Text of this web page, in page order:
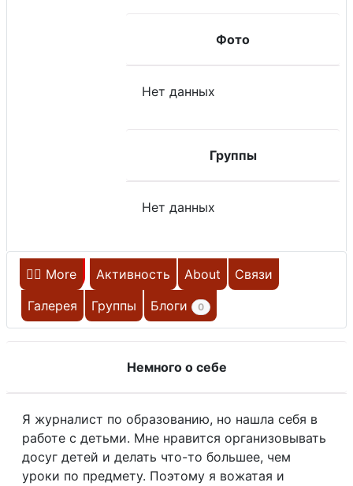
НЕ НА САЙТЕ
Фото
Нет данных
Группы
Нет данных
Главная Активность About
Связи
Галерея
Группы Блоги 0
More
Немного о себе
Я журналист по образованию, но нашла себя в
работе с детьми. Мне нравится организовывать
досуг детей и делать что-то большее, чем
уроки по предмету. Поэтому я вожатая и